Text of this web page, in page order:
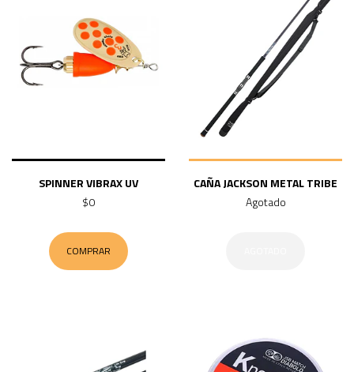
SPINNER VIBRAX UV
$0
COMPRAR
CAÑA JACKSON METAL TRIBE
Agotado